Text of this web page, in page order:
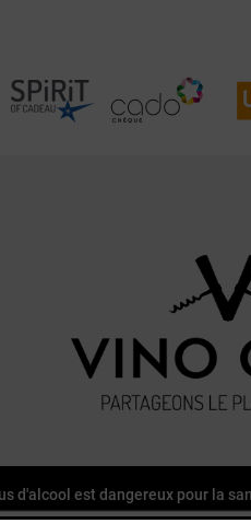
d'alcool est dangereux pour la